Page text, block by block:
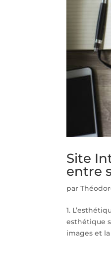
Site
entre
par
1.
esthétique
images et